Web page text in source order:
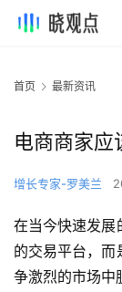
首页 最新资讯
电商商家应
增长专家-罗美兰
在当今快速发展
的交易平台，
争激烈的市场中